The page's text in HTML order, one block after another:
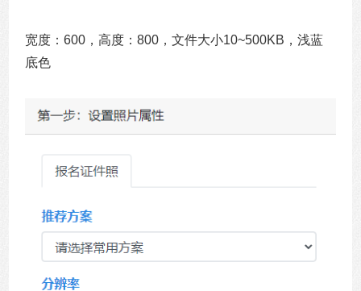
宽度：600，高度：800，文件大小10~500KB，浅蓝
底色